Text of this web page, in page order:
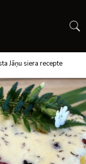
Jāņu siera recepte